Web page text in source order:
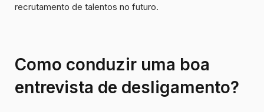
recrutamento de talentos no futuro.
Como conduzir uma boa
entrevista de desligamento?